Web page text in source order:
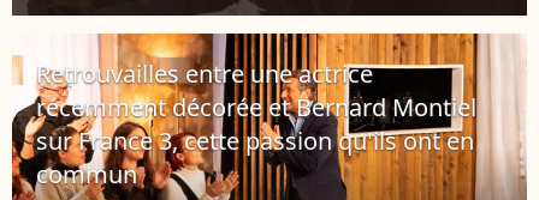
Retrouvailles entre une actrice
récemment décorée et Bernard Montiel
sur France 3, cette passion qu'ils ont en
commun